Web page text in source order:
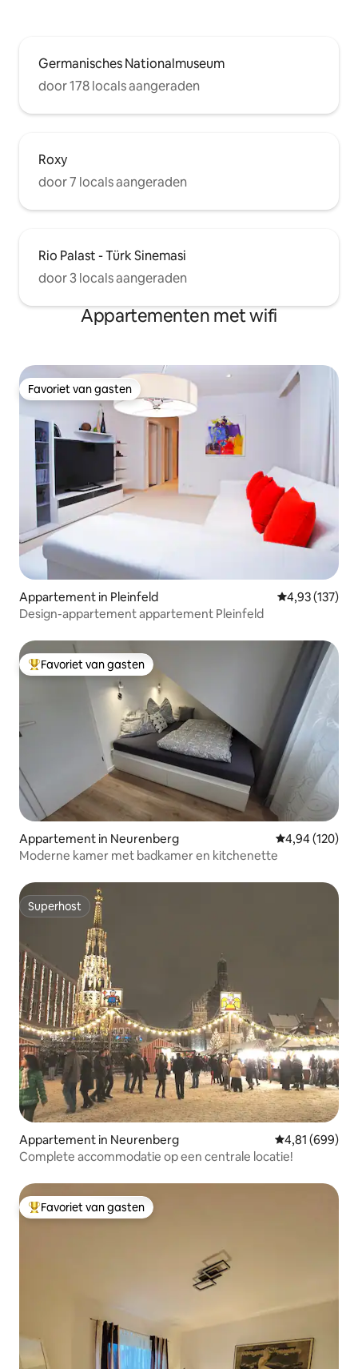
Germanisches Nationalmuseum
door 178 locals aangeraden
Roxy
door 7 locals aangeraden
Rio Palast - Türk Sinemasi
door 3 locals aangeraden
Appartementen met wifi
Favoriet van gasten
Favoriet van gasten
Appartement in Pleinfeld Gemiddelde
4,93 (137)
Design-appartement appartement Pleinfeld
Topfavoriet van gasten
Favoriet van gasten
Appartement in Neurenberg Gemiddelde
4,94 (120)
Moderne kamer met badkamer en kitchenette
Superhost
Superhost
Appartement in Neurenberg Gemiddelde
4,81 (699)
Complete accommodatie op een centrale locatie!
Topfavoriet van gasten
Favoriet van gasten